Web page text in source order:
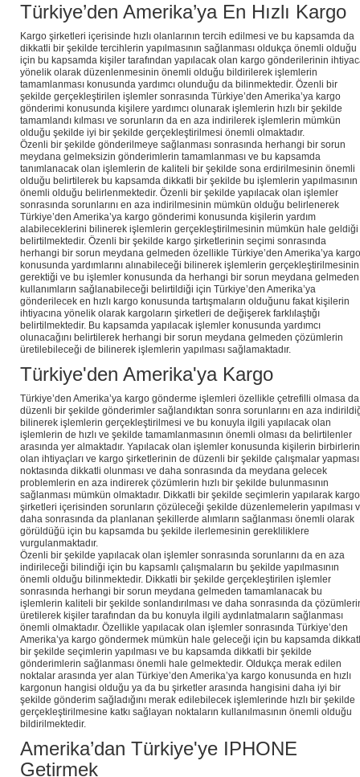
Türkiye’den Amerika’ya En Hızlı Kargo
Kargo şirketleri içerisinde hızlı olanlarının tercih edilmesi ve bu kapsamda da
dikkatli bir şekilde tercihlerin yapılmasının sağlanması oldukça önemli olduğu
için bu kapsamda kişiler tarafından yapılacak olan kargo gönderilerinin
yönelik olarak düzenlenmesinin önemli olduğu bildirilerek işlemlerin
tamamlanması konusunda yardımcı olunduğu da bilinmektedir. Özenli bir
şekilde gerçekleştirilen işlemler sonrasında Türkiye’den Amerika’ya kargo
gönderimi konusunda kişilere yardımcı olunarak işlemlerin hızlı bir şekilde
tamamlandı kılması ve sorunların da en aza indirilerek işlemlerin mümkün
olduğu şekilde iyi bir şekilde gerçekleştirilmesi önemli olmaktadır.
Özenli bir şekilde gönderilmeye sağlanması sonrasında herhangi bir sorun
meydana gelmeksizin gönderimlerin tamamlanması ve bu kapsamda
tanımlanacak olan işlemlerin de kaliteli bir şekilde sona erdirilmesinin önemli
olduğu belirtilerek bu kapsamda dikkatli bir şekilde bu işlemlerin yapılmasının
önemli olduğu belirlenmektedir. Özenli bir şekilde yapılacak olan işlemler
sonrasında sorunlarını en aza indirilmesinin mümkün olduğu belirlenerek
Türkiye’den Amerika’ya kargo gönderimi konusunda kişilerin yardım
alabileceklerini bilinerek işlemlerin gerçekleştirilmesinin mümkün hale geldiği
belirtilmektedir. Özenli bir şekilde kargo şirketlerinin seçimi sonrasında
herhangi bir sorun meydana gelmeden özellikle Türkiye’den Amerika’ya kargo
konusunda yardımlarını alınabileceği bilinerek işlemlerin gerçekleştirilmesinin
gerektiği ve bu işlemler konusunda da herhangi bir sorun meydana gelmeden
kullanımların sağlanabileceği belirtildiği için Türkiye’den Amerika’ya
gönderilecek en hızlı kargo konusunda tartışmaların olduğunu fakat kişilerin
ihtiyacına yönelik olarak kargoların şirketleri de değişerek farklılaştığı
belirtilmektedir. Bu kapsamda yapılacak işlemler konusunda yardımcı
olunacağını belirtilerek herhangi bir sorun meydana gelmeden çözümlerin
üretilebileceği de bilinerek işlemlerin yapılması sağlamaktadır.
Türkiye'den Amerika'ya Kargo
Türkiye’den Amerika’ya kargo gönderme işlemleri özellikle çetrefilli olmasa da
düzenli bir şekilde gönderimler sağlandıktan sonra sorunlarını en aza
bilinerek işlemlerin gerçekleştirilmesi ve bu konuyla ilgili yapılacak olan
işlemlerin de hızlı ve şekilde tamamlanmasının önemli olması da belirtilenler
arasında yer almaktadır. Yapılacak olan işlemler konusunda kişilerin
olan ihtiyaçları ve kargo şirketlerinin de düzenli bir şekilde çalışmalar yapması
noktasında dikkatli olunması ve daha sonrasında da meydana gelecek
problemlerin en aza indirerek çözümlerin hızlı bir şekilde bulunmasının
sağlanması mümkün olmaktadır. Dikkatli bir şekilde seçimlerin yapılarak kargo
şirketleri içerisinden sorunların çözüleceği şekilde düzenlemelerin yapılması
daha sonrasında da planlanan şekillerde alımların sağlanması önemli olarak
görüldüğü için bu kapsamda bu şekilde ilerlemesinin gerekliliklere
vurgulanmaktadır.
Özenli bir şekilde yapılacak olan işlemler sonrasında sorunlarını da en aza
indirileceği bilindiği için bu kapsamlı çalışmaların bu şekilde yapılmasının
önemli olduğu bilinmektedir. Dikkatli bir şekilde gerçekleştirilen işlemler
sonrasında herhangi bir sorun meydana gelmeden tamamlanacak bu
işlemlerin kaliteli bir şekilde sonlandırılması ve daha sonrasında da
üretilerek kişiler tarafından da bu konuyla ilgili aydınlatmaların sağlanması
önemli olmaktadır. Özellikle yapılacak olan işlemler sonrasında Türkiye’den
Amerika’ya kargo göndermek mümkün hale geleceği için bu kapsamda
bir şekilde seçimlerin yapılması ve bu kapsamda dikkatli bir şekilde
gönderimlerin sağlanması önemli hale gelmektedir. Oldukça merak edilen
noktalar arasında yer alan Türkiye’den Amerika’ya kargo konusunda en hızlı
kargonun hangisi olduğu ya da bu şirketler arasında hangisini daha iyi bir
şekilde gönderim sağladığını merak edilebilecek işlemlerinde hızlı bir şekilde
gerçekleştirilmesine katkı sağlayan noktaların kullanılmasının önemli olduğu
bildirilmektedir.
Amerika’dan Türkiye'ye IPHONE
Getirmek